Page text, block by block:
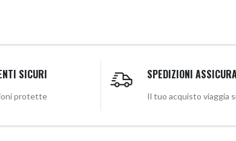
SICURI
protette
SPEDIZIONI
Il tuo acquisto viaggia